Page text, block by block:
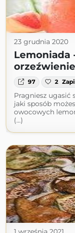
23 grudnia 2020
Lemoniada
orzeźwienie
97 2
Pragniesz ugasić
jaki sposób
owocowych
(...)